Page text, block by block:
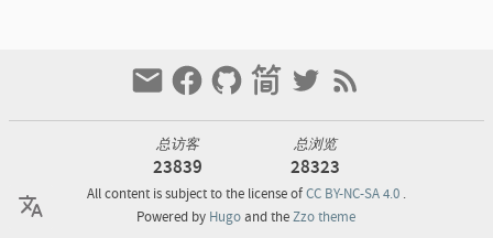
总访客
23839
总浏览
28323
All content is subject to the license ofCC BY-NC-SA 4.0.
Powered by Hugoand theZzo theme